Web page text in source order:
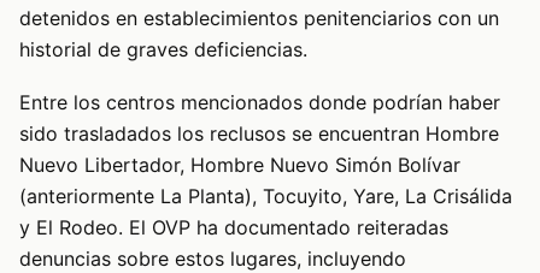
detenidos en establecimientos penitenciarios con un
historial de graves deficiencias.
Entre los centros mencionados donde podrían haber
sido trasladados los reclusos se encuentran Hombre
Nuevo Libertador, Hombre Nuevo Simón Bolívar
(anteriormente La Planta), Tocuyito, Yare, La Crisálida
y El Rodeo. El OVP ha documentado reiteradas
denuncias sobre estos lugares, incluyendo